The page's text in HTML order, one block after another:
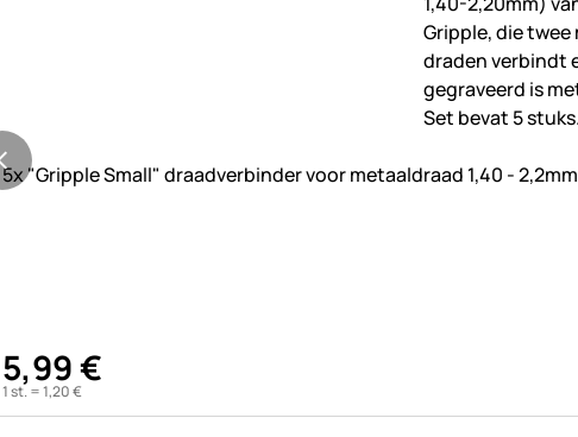
Nog geen beoordelingen geplaatst
5x "Gripple Small" draadverbinder voor metaaldraad 1,40 - 2,2mm
5,99€
1 st. =1,20€